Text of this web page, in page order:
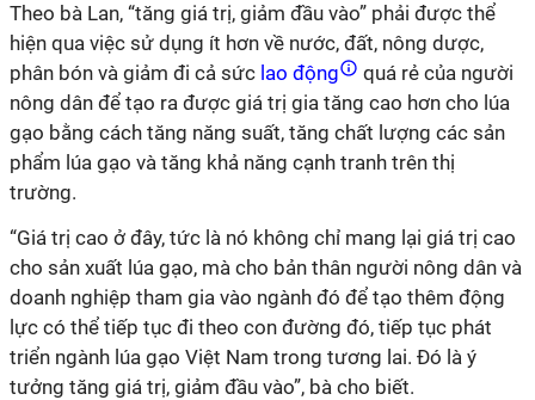
Theo bà Lan, “tăng giá trị, giảm đầu vào” phải được thể
hiện qua việc sử dụng ít hơn về nước, đất, nông dược,
phân bón và giảm đi cả sức lao động
quá rẻ của người
nông dân để tạo ra được giá trị gia tăng cao hơn cho lúa
gạo bằng cách tăng năng suất, tăng chất lượng các sản
phẩm lúa gạo và tăng khả năng cạnh tranh trên thị
trường.
“Giá trị cao ở đây, tức là nó không chỉ mang lại giá trị cao
cho sản xuất lúa gạo, mà cho bản thân người nông dân và
doanh nghiệp tham gia vào ngành đó để tạo thêm động
lực có thể tiếp tục đi theo con đường đó, tiếp tục phát
triển ngành lúa gạo Việt Nam trong tương lai. Đó là ý
tưởng tăng giá trị, giảm đầu vào”, bà cho biết.